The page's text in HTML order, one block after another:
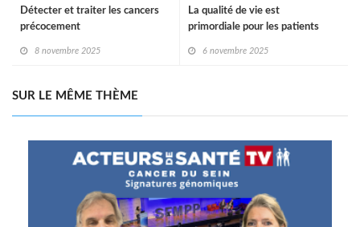
La qualité de vie est
primordiale pour les patients
6 novembre 2025
Détecter et traiter les cancers
précocement
8 novembre 2025
SUR LE MÊME THÈME